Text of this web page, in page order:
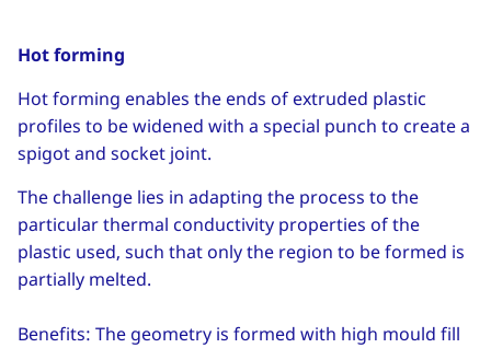
Hot forming
Hot forming enables the ends of extruded plastic
profiles to be widened with a special punch to create a
spigot and socket joint.
The challenge lies in adapting the process to the
particular thermal conductivity properties of the
plastic used, such that only the region to be formed is
partially melted.
Benefits: The geometry is formed with high mould fill